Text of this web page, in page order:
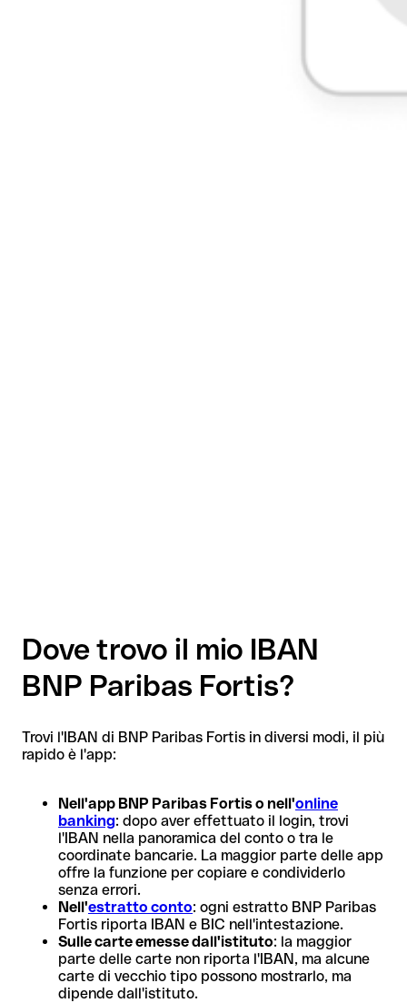
Dove trovo il mio IBAN
BNP Paribas Fortis?
Trovi l'IBAN di BNP Paribas Fortis in diversi modi, il più
rapido è l'app:
Nell'app BNP Paribas Fortis o nell'online
banking: dopo aver effettuato il login, trovi
l'IBAN nella panoramica del conto o tra le
coordinate bancarie. La maggior parte delle app
offre la funzione per copiare e condividerlo
senza errori.
Nell'estratto conto: ogni estratto BNP Paribas
Fortis riporta IBAN e BIC nell'intestazione.
Sulle carte emesse dall'istituto: la maggior
parte delle carte non riporta l'IBAN, ma alcune
carte di vecchio tipo possono mostrarlo, ma
dipende dall'istituto.